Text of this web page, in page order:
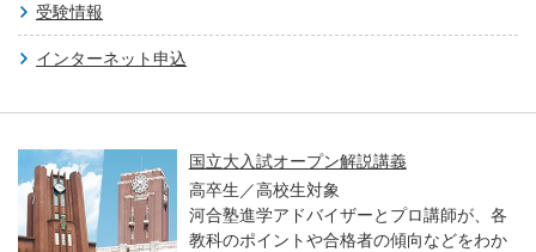
受験情報
インターネット申込
国立大入試オープン解説講義
高卒生／高校生対象
河合塾進学アドバイザーとプロ講師が、各
教科のポイントや合格者の傾向などをわか